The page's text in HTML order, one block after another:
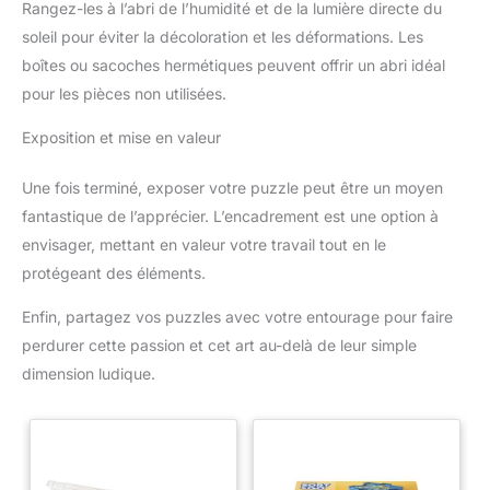
tapis sport fitness / tapis
utilisation dans des espaces où
est essentielle.
Rangez-les à l’abri de l’humidité et de la lumière directe du
soleil pour éviter la décoloration et les déformations. Les
boîtes ou sacoches hermétiques peuvent offrir un abri idéal
pour les pièces non utilisées.
Exposition et mise en valeur
Une fois terminé, exposer votre puzzle peut être un moyen
fantastique de l’apprécier. L’encadrement est une option à
envisager, mettant en valeur votre travail tout en le
protégeant des éléments.
Enfin, partagez vos puzzles avec votre entourage pour faire
perdurer cette passion et cet art au-delà de leur simple
dimension ludique.